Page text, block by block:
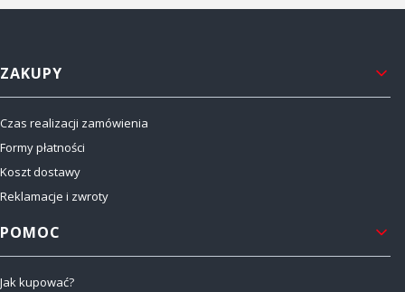
Linki w stopce
ZAKUPY
Czas realizacji zamówienia
Formy płatności
Koszt dostawy
Reklamacje i zwroty
POMOC
Jak kupować?